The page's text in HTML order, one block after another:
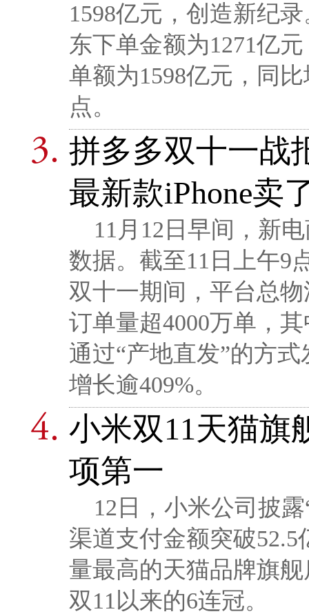
1598亿元，创造新纪
东下单金额为1271亿
单额为1598亿元，同
点。
拼多多双十一战
最新款iPhone卖
11月12日早间，新
数据。截至11日上午9
双十一期间，平台总
订单量超4000万单，
通过“产地直发”的方
增长逾409%。
小米双11天猫旗
项第一
12日，小米公司披露
渠道支付金额突破
量最高的天猫品牌旗
双11以来的6连冠。